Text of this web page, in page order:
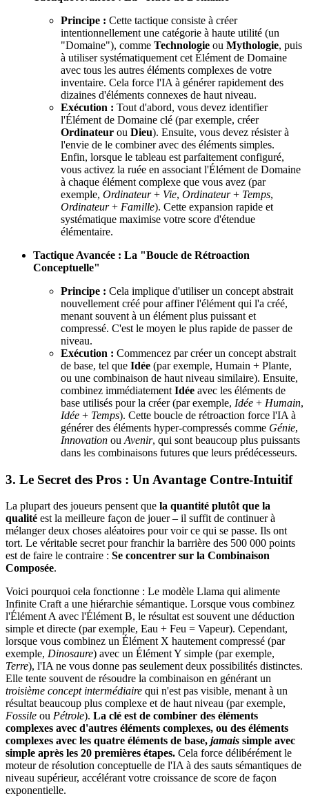
Principe : Cette tactique consiste à créer
intentionnellement une catégorie à haute utilité (un
"Domaine"), comme Technologie ou Mythologie, puis
à utiliser systématiquement cet Élément de Domaine
avec tous les autres éléments complexes de votre
inventaire. Cela force l'IA à générer rapidement des
dizaines d'éléments connexes de haut niveau.
Exécution : Tout d'abord, vous devez identifier
l'Élément de Domaine clé (par exemple, créer
Ordinateur ou Dieu). Ensuite, vous devez résister à
l'envie de le combiner avec des éléments simples.
Enfin, lorsque le tableau est parfaitement configuré,
vous activez la ruée en associant l'Élément de Domaine
à chaque élément complexe que vous avez (par
exemple, Ordinateur+ Vie, Ordinateur+ Temps,
Ordinateur+ Famille). Cette expansion rapide et
systématique maximise votre score d'étendue
élémentaire.
Tactique Avancée : La "Boucle de Rétroaction
Conceptuelle"
Principe : Cela implique d'utiliser un concept abstrait
nouvellement créé pour affiner l'élément qui l'a créé,
menant souvent à un élément plus puissant et
compressé. C'est le moyen le plus rapide de passer de
niveau.
Exécution : Commencez par créer un concept abstrait
de base, tel que Idée (par exemple, Humain + Plante,
ou une combinaison de haut niveau similaire). Ensuite,
combinez immédiatement Idée avec les éléments de
base utilisés pour la créer (par exemple, Idée + Humain,
Idée + Temps). Cette boucle de rétroaction force l'IA à
générer des éléments hyper-compressés comme Génie,
Innovation ou Avenir, qui sont beaucoup plus puissants
dans les combinaisons futures que leurs prédécesseurs.
3. Le Secret des Pros : Un Avantage Contre-Intuitif
La plupart des joueurs pensent que la quantité plutôt que la
qualité est la meilleure façon de jouer – il suffit de continuer à
mélanger deux choses aléatoires pour voir ce qui se passe. Ils ont
tort. Le véritable secret pour franchir la barrière des 500 000 points
est de faire le contraire : Se concentrer sur la Combinaison
Composée.
Voici pourquoi cela fonctionne : Le modèle Llama qui alimente
Infinite Craft a une hiérarchie sémantique. Lorsque vous combinez
l'Élément A avec l'Élément B, le résultat est souvent une déduction
simple et directe (par exemple, Eau + Feu = Vapeur). Cependant,
lorsque vous combinez un Élément X hautement compressé (par
exemple, Dinosaure) avec un Élément Y simple (par exemple,
Terre), l'IA ne vous donne pas seulement deux possibilités distinctes.
Elle tente souvent de résoudre la combinaison en générant un
troisième concept intermédiaire qui n'est pas visible, menant à un
résultat beaucoup plus complexe et de haut niveau (par exemple,
Fossile ou Pétrole). La clé est de combiner des éléments
complexes avec d'autres éléments complexes, ou des éléments
complexes avec les quatre éléments de base, jamais simple avec
simple après les 20 premières étapes. Cela force délibérément le
moteur de résolution conceptuelle de l'IA à des sauts sémantiques de
niveau supérieur, accélérant votre croissance de score de façon
exponentielle.